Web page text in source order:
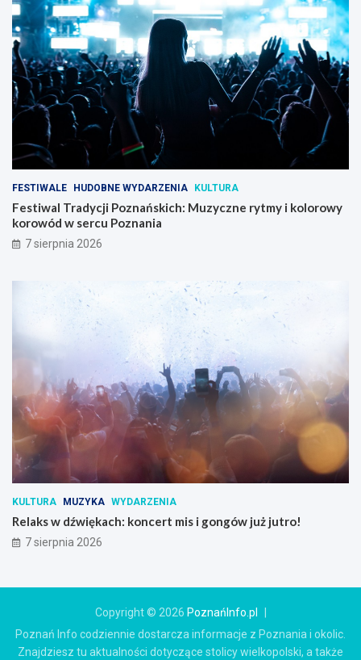
FESTIWALE HUDOBNE WYDARZENIA KULTURA
Festiwal Tradycji Poznańskich: Muzyczne rytmy i kolorowy
korowód w sercu Poznania
7 sierpnia 2026
KULTURA MUZYKA WYDARZENIA
Relaks w dźwiękach: koncert mis i gongów już jutro!
7 sierpnia 2026
Copyright © 2026 PoznańInfo.pl
Poznań Info codziennie dostarcza informacje z Poznania i okolic.
Znajdziesz tu aktualności dotyczące stolicy wielkopolski, a także